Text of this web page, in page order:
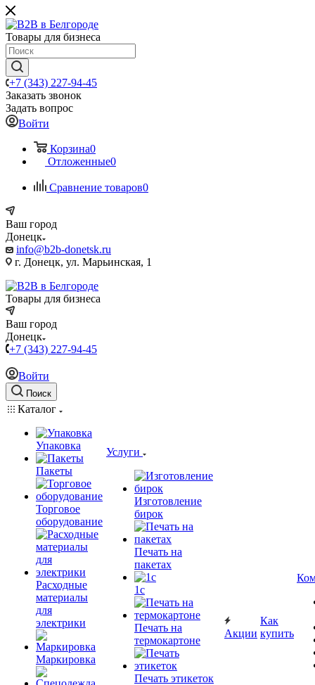
Товары для бизнеса
+7 (343) 227-94-45
Заказать звонок
Задать вопрос
Войти
Корзина0
Отложенные0
Сравнение товаров0
Ваш город
Донецк
info@b2b-donetsk.ru
г. Донецк, ул. Марьинская, 1
Товары для бизнеса
Ваш город
Донецк
+7 (343) 227-94-45
Войти
Поиск
Каталог
Упаковка
Пакеты
Торговое
оборудование
Расходные
материалы
для
электрики
Маркировка
Услуги
Изготовление
бирок
Печать на
пакетах
1c
Печать на
термокартоне
Печать этикеток
Акции
Как
купить